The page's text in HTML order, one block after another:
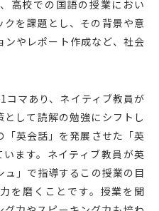
高校での国語の授業におい
を課題とし、その背景や意
やレポート作成など、社会
コマあり、ネイティブ教員が
して読解の勉強にシフトし
英会話」を発展させた「英
ます。ネイティブ教員が英
」で指導するこの授業の目
を磨くことです。授業を聞